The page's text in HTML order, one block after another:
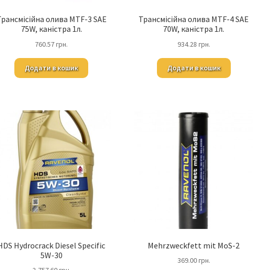
олива MTF-3 SAE
75W, каністра 1л.
760.57грн.
Додати в кошик
Трансмісійна олива MTF-4 SAE
70W, каністра 1л.
934.28 грн.
Додати в кошик
Hydrocrack Diesel Specific
5W-30
Mehrzweckfett mit MoS-2
369.00грн.